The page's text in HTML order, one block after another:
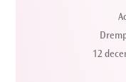
12